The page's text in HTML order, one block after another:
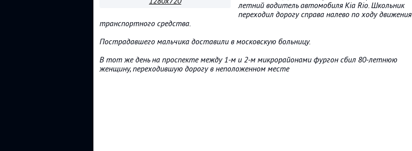
летний водитель автомобиля Kia Rio. Школьник
переходил дорогу справа налево по ходу движения
транспортного средства.
Пострадавшего мальчика доставили в московскую больницу.
В тот же день на проспекте между 1-м и 2-м микрорайонами фургон сбил 80-летнюю
женщину, переходившую дорогу в неположенном месте